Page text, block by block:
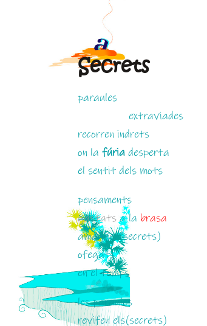
Secrets
paraules
extraviades
recorren indrets
on la fúria desperta
el sentit dels mots
pensaments
gastatsa la brasa
amaguen(secrets)
ofegats
en el temps
les paraules
revifen els(secrets)